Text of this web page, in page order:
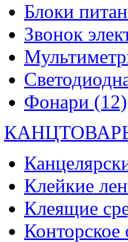
Блоки
Звонок
Фонари (12)
Клейкие
Клеящие